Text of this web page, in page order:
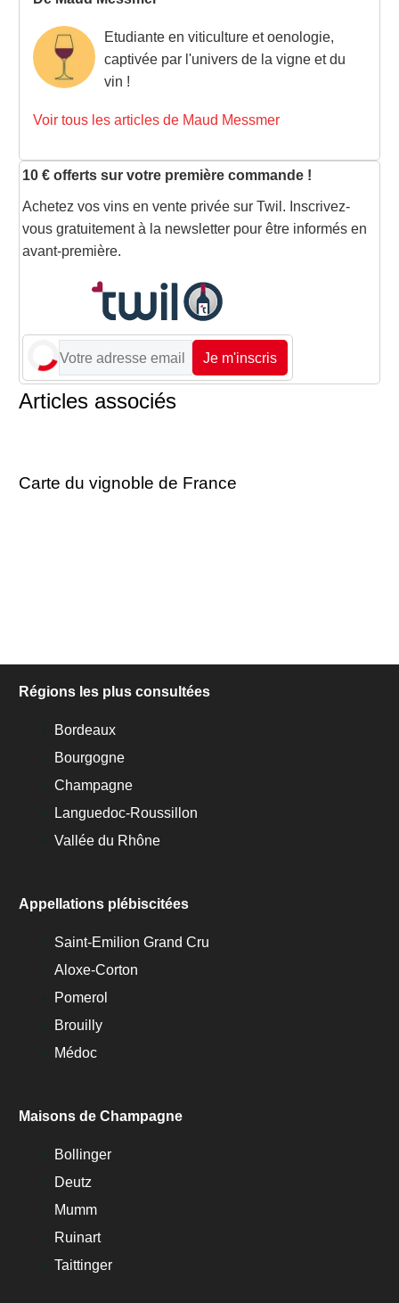
Etudiante en viticulture et oenologie,
captivée par l'univers de la vigne et du
vin !
Voir tous les articles de Maud Messmer
10 € offerts sur votre première commande !
Achetez vos vins en vente privée sur Twil. Inscrivez-
vous gratuitement à la newsletter pour être informés en
avant-première.
Je m'inscris
Articles associés
Carte du vignoble de France
Régions les plus consultées
Bordeaux
Bourgogne
Champagne
Languedoc-Roussillon
Vallée du Rhône
Appellations plébiscitées
Saint-Emilion Grand Cru
Aloxe-Corton
Pomerol
Brouilly
Médoc
Maisons de Champagne
Bollinger
Deutz
Mumm
Ruinart
Taittinger